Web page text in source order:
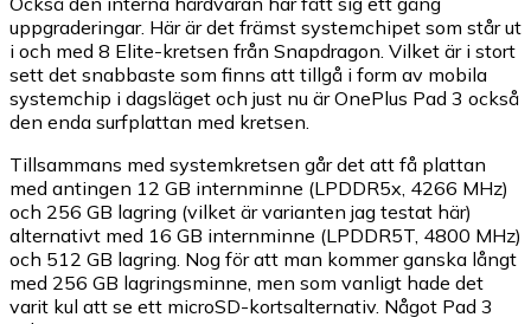
uppgraderingar. Här är det främst systemchipet som står ut
i och med 8 Elite-kretsen från Snapdragon. Vilket är i stort
sett det snabbaste som finns att tillgå i form av mobila
systemchip i dagsläget och just nu är OnePlus Pad 3 också
den enda surfplattan med kretsen.
Tillsammans med systemkretsen går det att få plattan
med antingen 12 GB internminne (LPDDR5x, 4266 MHz)
och 256 GB lagring (vilket är varianten jag testat här)
alternativt med 16 GB internminne (LPDDR5T, 4800 MHz)
och 512 GB lagring. Nog för att man kommer ganska långt
med 256 GB lagringsminne, men som vanligt hade det
varit kul att se ett microSD-kortsalternativ. Något Pad 3